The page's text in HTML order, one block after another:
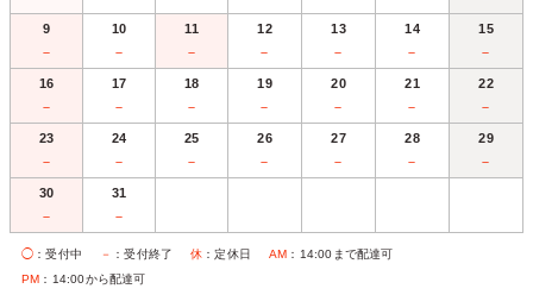
9
－
10
－
11
－
12
－
13
－
14
－
15
－
16
－
17
－
18
－
19
－
20
－
21
－
22
－
23
－
24
－
25
－
26
－
27
－
28
－
29
－
30
－
31
－
◯ ：受付中 － ：受付終了 休 ：定休日 AM ：14:00まで配達可
PM ：14:00から配達可